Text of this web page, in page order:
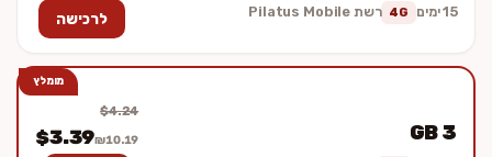
15 ימים 4G רשת Pilatus Mobile לרכישה
מומלץ
3 GB
$4.24
$3.39₪10.19